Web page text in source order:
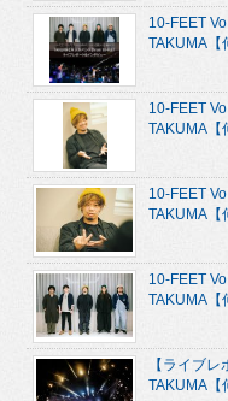
10-FEET
TAKUMA【
10-FEET
TAKUMA【
10-FEET
TAKUMA【
10-FEET
TAKUMA【
【ライブ
TAKUMA【